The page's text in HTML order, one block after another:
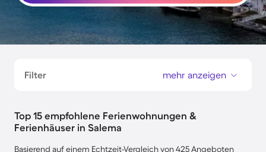
Filter mehr anzeigen
Top 15 empfohlene Ferienwohnungen &
Ferienhäuser in Salema
Basierend auf einem Echtzeit-Vergleich von 425 Angeboten